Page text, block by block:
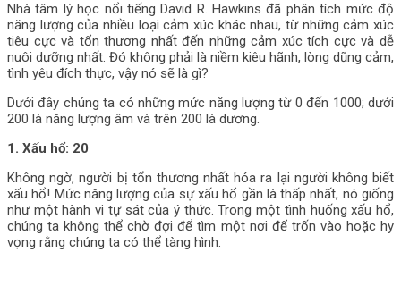
Nhà tâm lý học nổi tiếng David R. Hawkins đã phân tích mức độ
năng lượng của nhiều loại cảm xúc khác nhau, từ những cảm xúc
tiêu cực và tổn thương nhất đến những cảm xúc tích cực và dễ
nuôi dưỡng nhất. Đó không phải là niềm kiêu hãnh, lòng dũng cảm,
tình yêu đích thực, vậy nó sẽ là gì?
Dưới đây chúng ta có những mức năng lượng từ 0 đến 1000; dưới
200 là năng lượng âm và trên 200 là dương.
1. Xấu hổ: 20
Không ngờ, người bị tổn thương nhất hóa ra lại người không biết
xấu hổ! Mức năng lượng của sự xấu hổ gần là thấp nhất, nó giống
như một hành vi tự sát của ý thức. Trong một tình huống xấu hổ,
chúng ta không thể chờ đợi để tìm một nơi để trốn vào hoặc hy
vọng rằng chúng ta có thể tàng hình.